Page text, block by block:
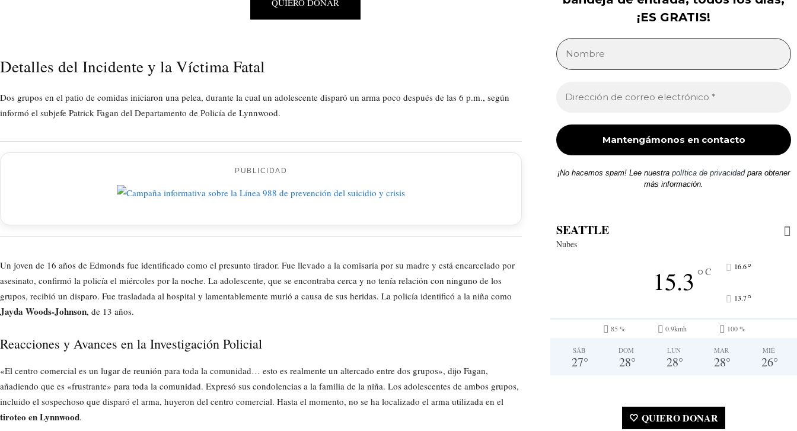
QUIERO DONAR
Detalles del Incidente y la Víctima Fatal
Dos grupos en el patio de comidas iniciaron una pelea, durante la cual un adolescente disparó un arma poco después de las 6 p.m., según
informó el subjefe Patrick Fagan del Departamento de Policía de Lynnwood.
PUBLICIDAD
Un joven de 16 años de Edmonds fue identificado como el presunto tirador. Fue llevado a la comisaría por su madre y está encarcelado por
asesinato, confirmó la policía el miércoles por la noche. La adolescente, que se encontraba cerca y no tenía relación con ninguno de los
grupos, recibió un disparo. Fue trasladada al hospital y lamentablemente murió a causa de sus heridas. La policía identificó a la niña como
Jayda Woods-Johnson, de 13 años.
Reacciones y Avances en la Investigación Policial
«El centro comercial es un lugar de reunión para toda la comunidad… esto es realmente un altercado entre dos grupos», dijo Fagan,
añadiendo que es «frustrante» para toda la comunidad. Expresó sus condolencias a la familia de la niña. Los adolescentes de ambos grupos,
incluido el sospechoso que disparó el arma, huyeron del centro comercial. Hasta el momento, no se ha localizado el arma utilizada en el
tiroteo en Lynnwood.
¡ES GRATIS!
¡No hacemos spam! Lee nuestra política de privacidadpara obtener
más información.
SEATTLE
Nubes
15.3°C 16.6°
13.7°
85 % 0.9kmh 100 %
SÁB
27°
DOM
28°
LUN
28°
MAR
28°
MIÉ
26°
🤍 QUIERO DONAR